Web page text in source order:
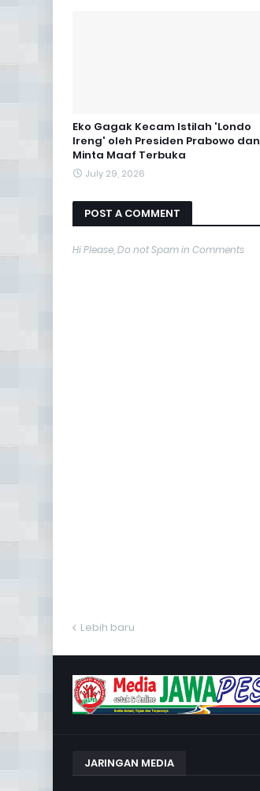
Eko Gagak Kecam Istilah 'Londo
Ireng' oleh Presiden Prabowo dan
Minta Maaf Terbuka
July 29, 2026
POST A COMMENT
Hi Please, Do not Spam in Comments
Lebih baru
JARINGAN MEDIA